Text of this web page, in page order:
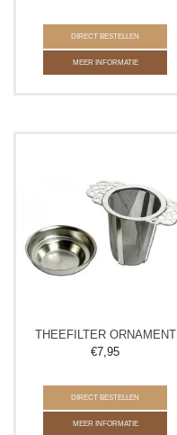
DIRECT BESTELLEN
MEER INFORMATIE
THEEFILTER ORNAMENT
€7,95
DIRECT BESTELLEN
MEER INFORMATIE